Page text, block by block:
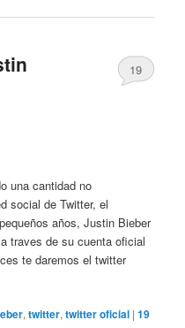
19
una cantidad no
social de Twitter, el
años, Justin Bieber
traves de su cuenta oficial
te daremos el twitter
,twitter,twitter oficial |19